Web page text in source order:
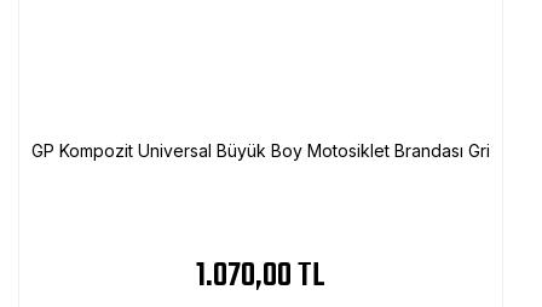
GP Kompozit Universal Büyük Boy Motosiklet Brandası Gri
1.070,00 TL